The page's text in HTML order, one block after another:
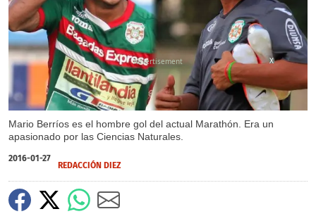
Mario Berríos es el hombre gol del actual Marathón. Era un
apasionado por las Ciencias Naturales.
X
2016-01-27
REDACCIÓN DIEZ